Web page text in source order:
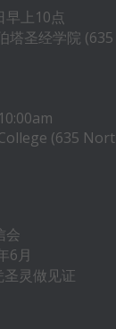
早上10点
塔圣经学院
(635
会
6月
灵做见证